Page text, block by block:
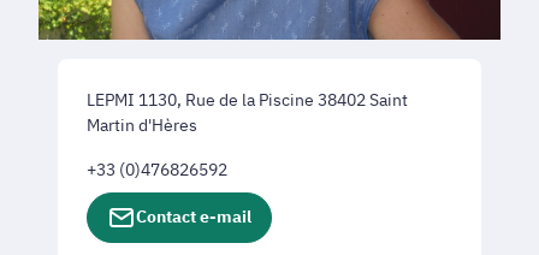
LEPMI 1130, Rue de la Piscine 38402 Saint
Martin d'Hères
+33 (0)476826592
Contact e-mail